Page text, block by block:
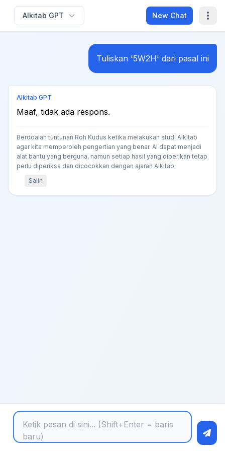
Alkitab GPT New Chat
Tuliskan '5W2H' dari pasal ini
Alkitab GPT
Maaf, tidak ada respons.
Berdoalah tuntunan Roh Kudus ketika melakukan studi Alkitab
agar kita memperoleh pengertian yang benar. AI dapat menjadi
alat bantu yang berguna, namun setiap hasil yang diberikan tetap
perlu diperiksa dan dicocokkan dengan ajaran Alkitab.
Salin